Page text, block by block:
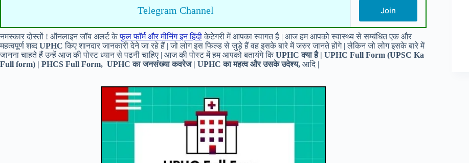
Telegram Channel Join
नमस्कार दोस्तों ! ऑनलाइन जॉब अलर्ट केफुल फॉर्म और मीनिंग इन हिंदीकेटेगरी में आपका स्वागत है | आज हम आपको स्वास्थ्य से सम्बंधित एक और
महत्वपूर्ण शब्दUPHC किए शानदार जानकारी देने जा रहे हैं | जो लोग इस फिल्ड से जुड़े हैं वह इसके बारे में जरुर जानते होंगे | लेकिन जो लोग इसके बारे में
जानना चाहते हैं उन्हें आज की पोस्ट ध्यान से पढनी चाहिए | आज की पोस्ट में हम आपको बतायंगे कि UPHC क्या है | UPHC Full Form (UPSC Ka
Full form) | PHCS Full Form, UPHC का जनसंख्या कवरेज | UPHC का महत्व और उसके उदेश्य, आदि |